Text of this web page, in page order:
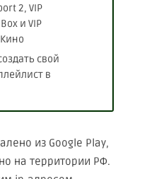
2, VIP
и VIP
свой
в
из Google Play,
на территории РФ.